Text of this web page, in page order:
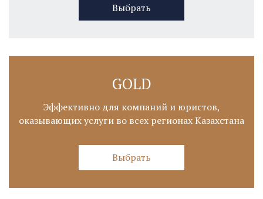
Выбрать
GOLD
Эффективно для компаний и юристов,
оказывающих услуги во всех регионах Казахстана
Выбрать